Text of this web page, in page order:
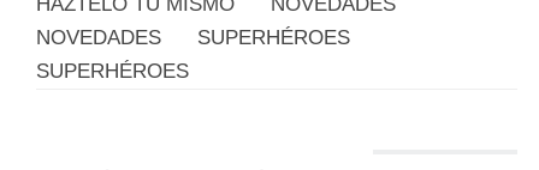
NOVEDADES
SUPERHÉROES
SUPERHÉROES